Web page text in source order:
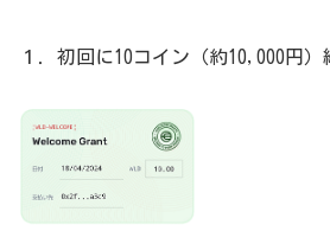
１．初回に10コイン（約10,000円）